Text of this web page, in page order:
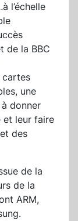
à l’échelle
de la BBC
cartes
une
donner
et leur faire
des
de la
de la
ARM,